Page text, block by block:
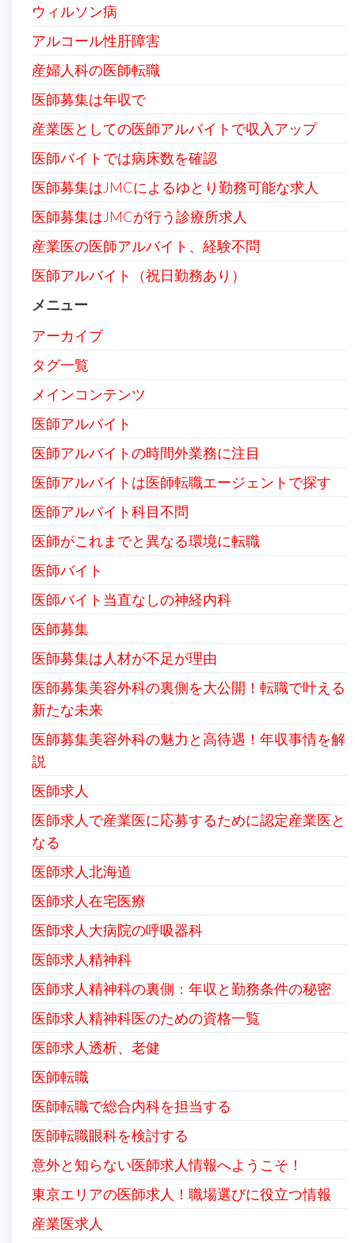
ウィルソン病
アルコール性肝障害
産婦人科の医師転職
医師募集は年収で
産業医としての医師アルバイトで収入アップ
医師バイトでは病床数を確認
医師募集はJMCによるゆとり勤務可能な求人
医師募集はJMCが行う診療所求人
産業医の医師アルバイト、経験不問
医師アルバイト（祝日勤務あり）
メニュー
アーカイブ
タグ一覧
メインコンテンツ
医師アルバイト
医師アルバイトの時間外業務に注目
医師アルバイトは医師転職エージェントで探す
医師アルバイト科目不問
医師がこれまでと異なる環境に転職
医師バイト
医師バイト当直なしの神経内科
医師募集
医師募集は人材が不足が理由
医師募集美容外科の裏側を大公開！転職で叶える
新たな未来
医師募集美容外科の魅力と高待遇！年収事情を解
説
医師求人
医師求人で産業医に応募するために認定産業医と
なる
医師求人北海道
医師求人在宅医療
医師求人大病院の呼吸器科
医師求人精神科
医師求人精神科の裏側：年収と勤務条件の秘密
医師求人精神科医のための資格一覧
医師求人透析、老健
医師転職
医師転職で総合内科を担当する
医師転職眼科を検討する
意外と知らない医師求人情報へようこそ！
東京エリアの医師求人！職場選びに役立つ情報
産業医求人